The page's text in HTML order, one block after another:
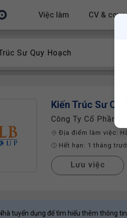
Việc làm CV &
Kiến Trúc Sư Quy
Công Ty Cổ Phần
Địa điểm làm việc:
Hết hạn: 1 tháng
Lưu việc
tuyển dụng để tìm hiểu thêm thông